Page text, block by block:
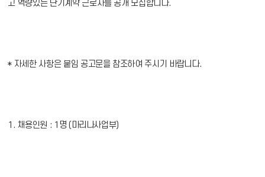
고 역량있는 단기계약 근로자를 공개 모집합니다.
* 자세한 사항은 붙임 공고문을 참조하여 주시기 바랍니다.
1. 채용인원 : 1명 (마리나사업부)